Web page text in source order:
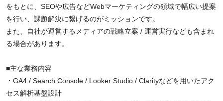
をもとに、SEOや広告などWebマーケティングの領域で幅広い提案
を行い、課題解決に繋げるのがミッションです。
また、自社が運営するメディアの戦略立案 / 運営実行なども含まれ
る場合があります。
■主な業務内容
・GA4 / Search Console / Looker Studio / Clarityなどを用いたアク
セス解析基盤設計